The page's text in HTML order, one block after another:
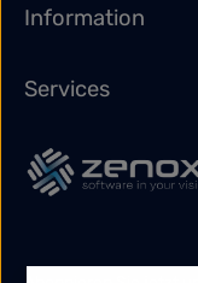
Information
Services